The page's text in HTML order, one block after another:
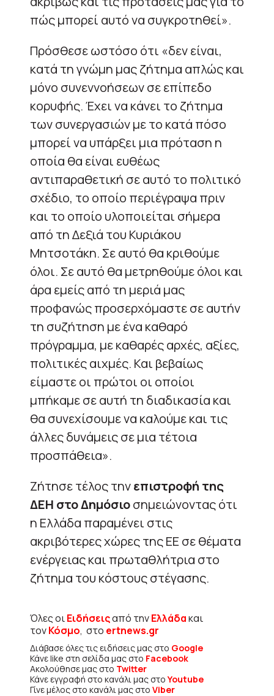
πώς μπορεί αυτό να συγκροτηθεί».
Πρόσθεσε ωστόσο ότι «δεν είναι,
κατά τη γνώμη μας ζήτημα απλώς και
μόνο συνεννοήσεων σε επίπεδο
κορυφής. Έχει να κάνει το ζήτημα
των συνεργασιών με το κατά πόσο
μπορεί να υπάρξει μια πρόταση η
οποία θα είναι ευθέως
αντιπαραθετική σε αυτό το πολιτικό
σχέδιο, το οποίο περιέγραψα πριν
και το οποίο υλοποιείται σήμερα
από τη Δεξιά του Κυριάκου
Μητσοτάκη. Σε αυτό θα κριθούμε
όλοι. Σε αυτό θα μετρηθούμε όλοι και
άρα εμείς από τη μεριά μας
προφανώς προσερχόμαστε σε αυτήν
τη συζήτηση με ένα καθαρό
πρόγραμμα, με καθαρές αρχές, αξίες,
πολιτικές αιχμές. Και βεβαίως
είμαστε οι πρώτοι οι οποίοι
μπήκαμε σε αυτή τη διαδικασία και
θα συνεχίσουμε να καλούμε και τις
άλλες δυνάμεις σε μια τέτοια
προσπάθεια».
Ζήτησε τέλος τηνεπιστροφή της
ΔΕΗ στο Δημόσιοσημειώνοντας ότι
η Ελλάδα παραμένει στις
ακριβότερες χώρες της ΕΕ σε θέματα
ενέργειας και πρωταθλήτρια στο
ζήτημα του κόστους στέγασης.
Όλες οιΕιδήσειςαπό τηνΕλλάδακαι
τονΚόσμο, στο ertnews.gr
Διάβασε όλες τις ειδήσεις μας στο Google
Κάνε like στη σελίδα μας στο Facebook
Ακολούθησε μας στο Twitter
Κάνε εγγραφή στο κανάλι μας στοYoutube
Γίνε μέλος στο κανάλι μας στο Viber